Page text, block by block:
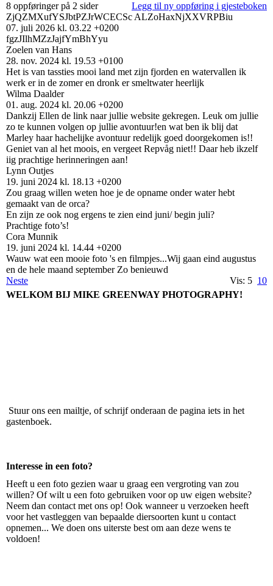
8 oppføringer på 2 sider
Legg til ny oppføring i gjesteboken
ZjQZMXufYSJbtPZJrWCECSc ALZoHaxNjXXVRPBiu
07. juli 2026 kl. 03.22 +0200
fgzJIlhMZzJajfYmBhYyu
Zoelen van Hans
28. nov. 2024 kl. 19.53 +0100
Het is van tassties mooi land met zijn fjorden en watervallen ik
werk er in de zomer en dronk er smeltwater heerlijk
Wilma Daalder
01. aug. 2024 kl. 20.06 +0200
Dankzij Ellen de link naar jullie website gekregen. Leuk om jullie
zo te kunnen volgen op jullie avontuur!en wat ben ik blij dat
Marley haar hachelijke avontuur redelijk goed doorgekomen is!!
Geniet van al het moois, en vergeet Repvåg niet!! Daar heb ikzelf
iig prachtige herinneringen aan!
Lynn Outjes
19. juni 2024 kl. 18.13 +0200
Zou graag willen weten hoe je de opname onder water hebt
gemaakt van de orca?
En zijn ze ook nog ergens te zien eind juni/ begin juli?
Prachtige foto’s!
Cora Munnik
19. juni 2024 kl. 14.44 +0200
Wauw wat een mooie foto 's en filmpjes...Wij gaan eind augustus
en de hele maand september Zo benieuwd
Neste
Vis: 5 10
WELKOM BIJ MIKE GREENWAY PHOTOGRAPHY!
Stuur ons een mailtje, of schrijf onderaan de pagina iets in het
gastenboek.
Interesse in een foto?
Heeft u een foto gezien waar u graag een vergroting van zou
willen? Of wilt u een foto gebruiken voor op uw eigen website?
Neem dan contact met ons op! Ook wanneer u verzoeken heeft
voor het vastleggen van bepaalde diersoorten kunt u contact
opnemen... We doen ons uiterste best om aan deze wens te
voldoen!